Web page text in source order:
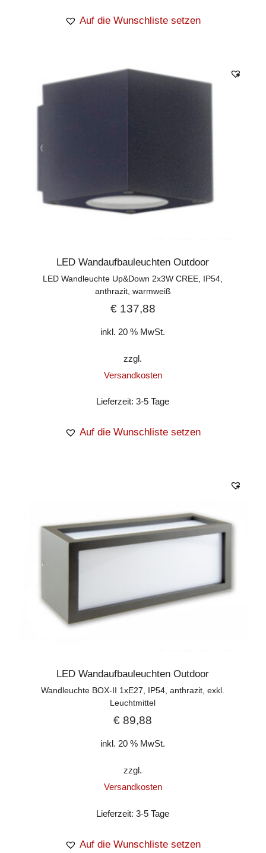
Auf die Wunschliste setzen
LED Wandaufbauleuchten Outdoor
LED Wandleuchte Up&Down 2x3W CREE, IP54,
anthrazit, warmweiß
€137,88
inkl. 20 % MwSt.
zzgl.
Versandkosten
Lieferzeit:3-5 Tage
Auf die Wunschliste setzen
LED Wandaufbauleuchten Outdoor
Wandleuchte BOX-II 1xE27, IP54, anthrazit, exkl.
Leuchtmittel
€ 89,88
inkl. 20 % MwSt.
zzgl.
Versandkosten
Lieferzeit:3-5 Tage
Auf die Wunschliste setzen